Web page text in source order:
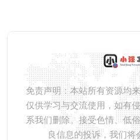
免责声明：本站所有资源均
仅供学习与交流使用，如有
系我们删除。接受色情、低
良信息的投诉，我们将